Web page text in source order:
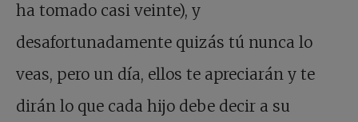
ha tomado casi veinte), y
desafortunadamente quizás tú nunca lo
veas, pero un día, ellos te apreciarán y te
dirán lo que cada hijo debe decir a su